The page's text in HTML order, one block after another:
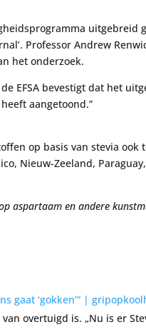
uitgebreid
Professor Andrew
het onderzoek.
EFSA bevestigt dat het
aangetoond.”
op basis van stevia
Nieuw-Zeeland,
aspartaam en andere
gaat ‘gokken’” |
overtuigd is. „Nu is er